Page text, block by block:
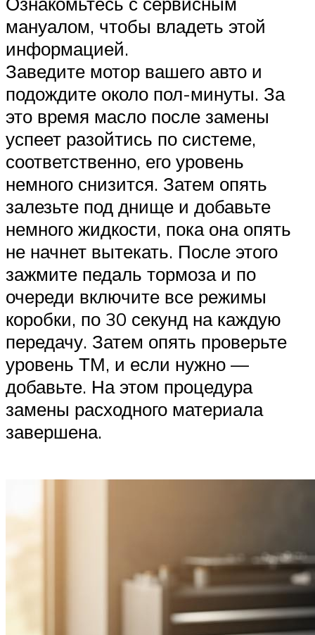
мануалом, чтобы владеть этой
информацией.
Заведите мотор вашего авто и
подождите около пол-минуты. За
это время масло после замены
успеет разойтись по системе,
соответственно, его уровень
немного снизится. Затем опять
залезьте под днище и добавьте
немного жидкости, пока она опять
не начнет вытекать. После этого
зажмите педаль тормоза и по
очереди включите все режимы
коробки, по 30 секунд на каждую
передачу. Затем опять проверьте
уровень ТМ, и если нужно —
добавьте. На этом процедура
замены расходного материала
завершена.